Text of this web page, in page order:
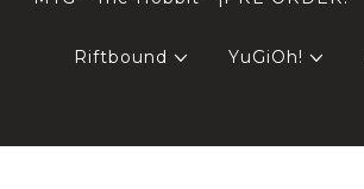
Riftbound YuGiOh!